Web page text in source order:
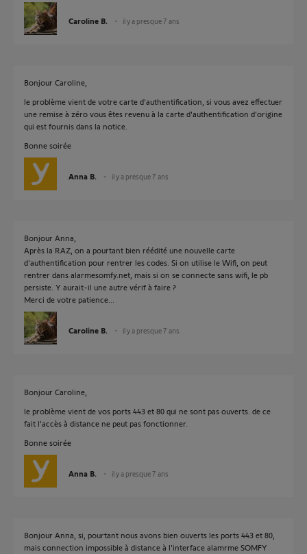
Caroline B. il y a presque 7 ans
Bonjour Caroline,
le problème vient de votre carte d'authentification, si vous avez effectuer
une remise à zéro vous êtes revenu à la carte d'authentification d'origine
qui est fournis dans la notice.
Bonne soirée
Anna B. il y a presque 7 ans
Bonjour Anna,
Après la RAZ, on a pourtant bien réédité une nouvelle carte
d'authentification pour rentrer les codes. Si on utilise le Wifi, on peut
rentrer dans alarmesomfy.net, mais si on se connecte sans wifi, le pb
persiste. Y aurait-il une autre vérif à faire ?
Merci de votre patience...
Caroline B. il y a presque 7 ans
Bonjour Caroline,
le problème vient de vos ports 443 et 80 qui ne sont pas ouverts. de ce
fait l'accès à distance ne peut pas fonctionner.
Bonne soirée
Anna B. il y a presque 7 ans
Bonjour Anna, si, pourtant nous avons bien ouverts les ports 443 et 80,
mais connection impossible à distance à l'interface alamrme SOMFY